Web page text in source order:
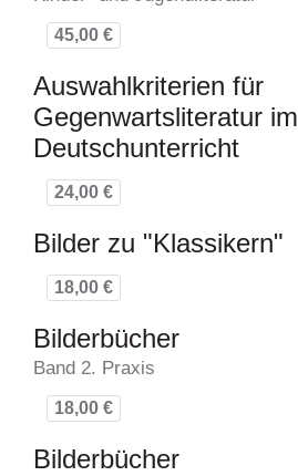
45,00 €
Auswahlkriterien für
Gegenwartsliteratur im
Deutschunterricht
24,00 €
Bilder zu "Klassikern"
18,00 €
Bilderbücher
Band 2. Praxis
18,00 €
Bilderbücher